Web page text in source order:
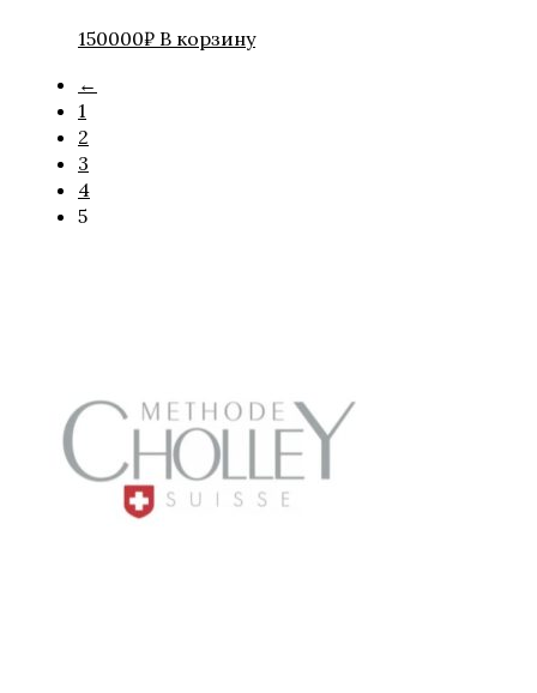
150000₽ В корзину
←
1
2
3
4
5